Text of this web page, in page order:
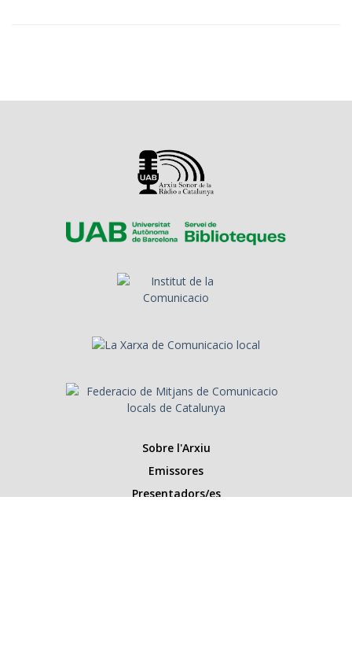
Sobre l'Arxiu
Emissores
Presentadors/es